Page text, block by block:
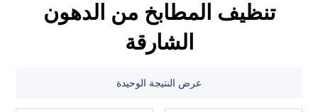
تنظيف المطابخ من الدهون
الشارقة
عرض النتيجة الوحيدة